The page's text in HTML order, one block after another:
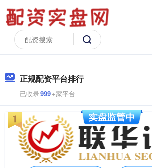
正规配资平台排行
已收录999+家平台